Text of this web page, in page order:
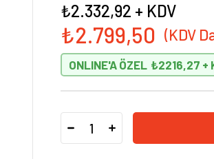
₺2.799,50
₺2.332,92 + KDV
ONLINE'A ÖZEL ₺2216,27